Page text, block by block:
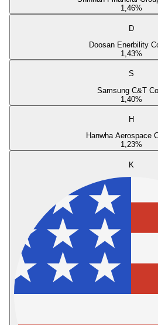
1,46%
D
Doosan Enerbility
1,43%
S
Samsung C&T
1,40%
H
Hanwha Aerospace
1,23%
K